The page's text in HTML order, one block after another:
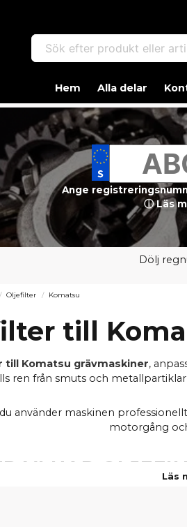
Sök efter produkt eller
Hem Alla delar
Ange
ⓘ Läs
Dölj
Oljefilter Komatsu
till
till Komatsu grävmaskiner,
ren från smuts och
använder maskinen
motorgång
VI HAR Läs